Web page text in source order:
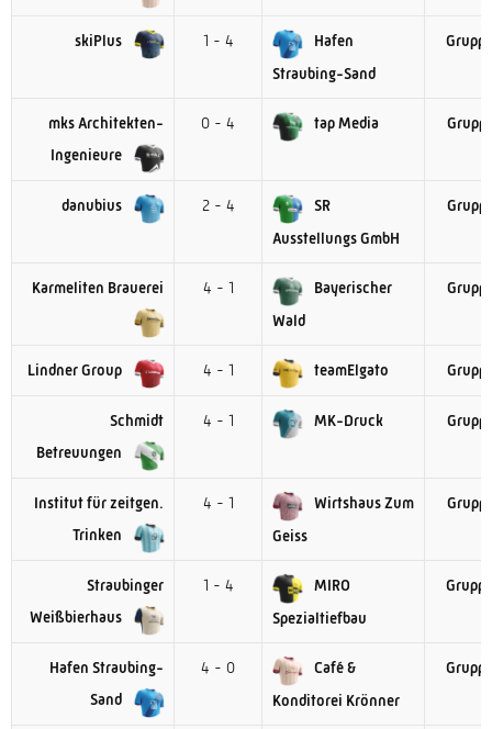
skiPlus 1 - 4
Hafen
Straubing-Sand
mks Architekten-
Ingenieure
0 - 4 tap Media
danubius 2 - 4
SR
Ausstellungs GmbH
Karmeliten Brauerei 4 - 1
Bayerischer
Wald
Lindner Group 4 - 1 teamElgato
Schmidt
Betreuungen
4 - 1 MK-Druck
Institut für zeitgen.
Trinken
4 - 1
Wirtshaus Zum
Geiss
Straubinger
Weißbierhaus
1 - 4
MIRO
Spezialtiefbau
Hafen Straubing-
Sand
4 - 0
Café &
Konditorei Krönner